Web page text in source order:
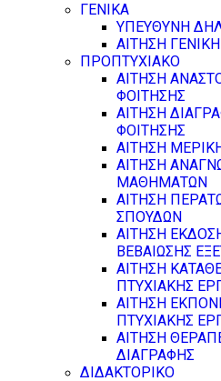
ΓΕΝΙΚΑ
ΥΠΕΥΘΥΝΗ
ΑΙΤΗΣΗ ΓΕΝΙΚΗ
ΠΡΟΠΤΥΧΙΑΚΟ
ΑΙΤΗΣΗ
ΦΟΙΤΗΣΗΣ
ΑΙΤΗΣΗ
ΦΟΙΤΗΣΗΣ
ΑΙΤΗΣΗ
ΑΙΤΗΣΗ
ΜΑΘΗΜΑΤΩΝ
ΑΙΤΗΣΗ
ΣΠΟΥΔΩΝ
ΑΙΤΗΣΗ
ΒΕΒΑΙΩΣΗΣ
ΑΙΤΗΣΗ
ΠΤΥΧΙΑΚΗΣ
ΑΙΤΗΣΗ
ΠΤΥΧΙΑΚΗΣ
ΑΙΤΗΣΗ
ΔΙΑΓΡΑΦΗΣ
ΔΙΔΑΚΤΟΡΙΚΟ